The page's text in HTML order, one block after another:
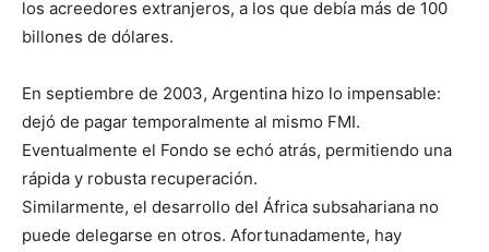
los acreedores extranjeros, a los que debía más de 100
billones de dólares.
En septiembre de 2003, Argentina hizo lo impensable:
dejó de pagar temporalmente al mismo FMI.
Eventualmente el Fondo se echó atrás, permitiendo una
rápida y robusta recuperación.
Similarmente, el desarrollo del África subsahariana no
puede delegarse en otros. Afortunadamente, hay